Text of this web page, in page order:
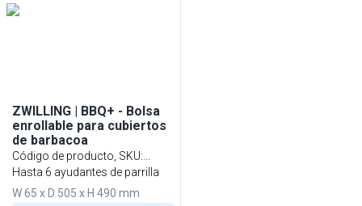
ZWILLING | BBQ+ - Bolsa
enrollable para cubiertos
de barbacoa
Código de producto, SKU:
1026137
Hasta 6 ayudantes de parrilla
W 65 x D 505 x H 490 mm